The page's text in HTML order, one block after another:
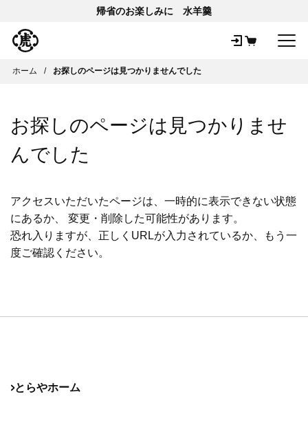
帰省のお楽しみに 水羊羹
ホーム お探しのページは見つかりませんでした
お探しのページは見つかりませ
んでした
アクセスいただいたページは、一時的に表示できない状態
にあるか、 変更・削除した可能性があります。
恐れ入りますが、正しくURLが入力されているか、もう一
度ご確認ください。
とらやホーム